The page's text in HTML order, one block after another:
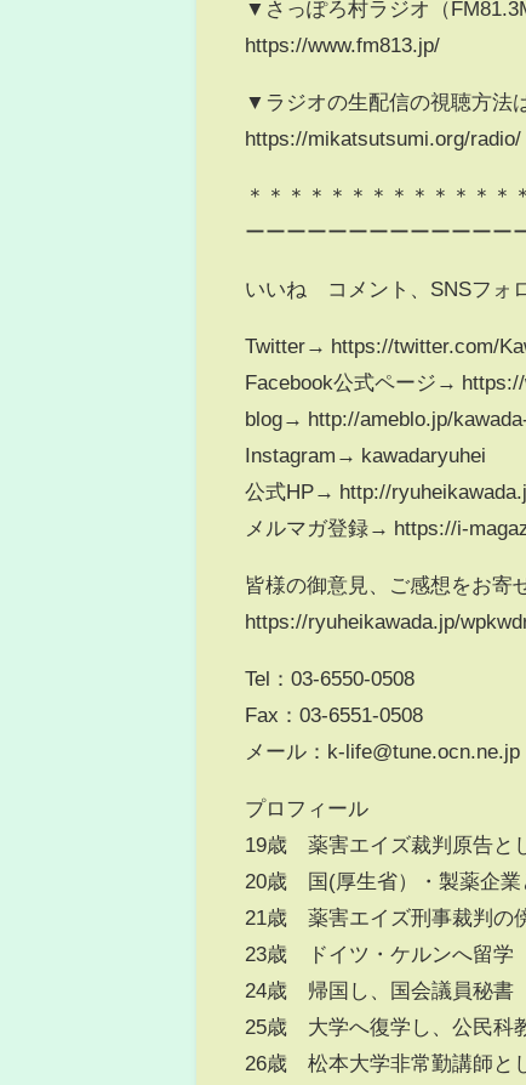
▼さっぽろ村ラジオ（
https://www.fm813.jp/
▼ラジオの生配信の視聴方法
https://mikatsutsumi.org/radio/
＊＊＊＊＊＊＊＊＊＊＊＊＊
ーーーーーーーーーーーーー
いいね コメント、SNSフォ
Twitter→ https://twitter.com/
Facebook公式ページ→
blog→ http://ameblo.jp/
Instagram→ kawadaryuhei
公式HP→ http://
メルマガ登録→ https://i-
皆様の御意見、ご感想をお寄
https://ryuheikawada.jp/
Tel：03-6550-0508
Fax：03-6551-0508
メール：k-life@tune.ocn.ne.jp
プロフィール
19歳 薬害エイズ裁判原告と
20歳 国(厚生省）・製薬企業
21歳 薬害エイズ刑事裁判の
23歳 ドイツ・ケルンへ留学
24歳 帰国し、国会議員秘書
25歳 大学へ復学し、公民科
26歳 松本大学非常勤講師と